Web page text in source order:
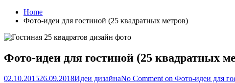
Home
Фото-идеи для гостиной (25 квадратных метров)
Фото-идеи для гостиной (25 квадратных
02.10.201526.09.2018Идеи дизайнаNo Comment on Фото-идеи для